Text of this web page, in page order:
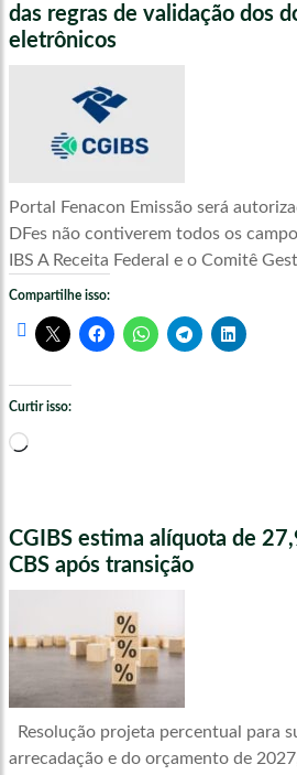
das regras de validação dos
eletrônicos
Portal Fenacon Emissão será
DFes não contiverem todos os
IBS A Receita Federal e o Comitê
Compartilhe isso:
Curtir isso:
Carregando...
CGIBS estima alíquota de
CBS após transição
Resolução projeta percentual para
arrecadação e do orçamento de